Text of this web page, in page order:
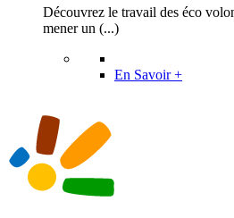
Découvrez le travail des éco
mener un (...)
En Savoir +